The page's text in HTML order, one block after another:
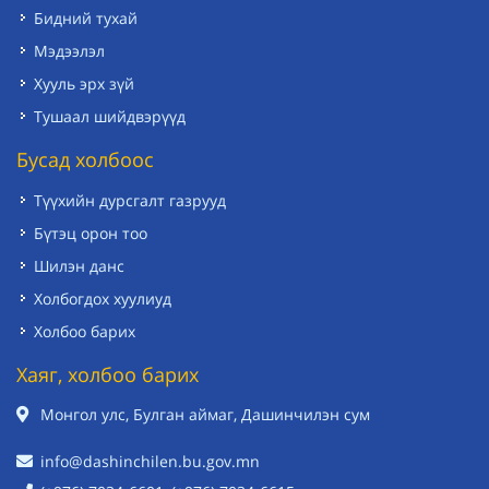
Бидний тухай
Мэдээлэл
Хууль эрх зүй
Тушаал шийдвэрүүд
Бусад холбоос
Түүхийн дурсгалт газрууд
Бүтэц орон тоо
Шилэн данс
Холбогдох хуулиуд
Холбоо барих
Хаяг, холбоо барих
Монгол улс, Булган аймаг, Дашинчилэн сум
info@dashinchilen.bu.gov.mn